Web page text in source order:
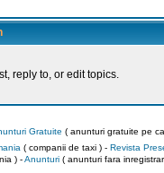
reply to, or edit topics.
Gratuite ( anunturi gratuite pe
( companii de taxi ) - Revista
)-Anunturi( anunturi fara